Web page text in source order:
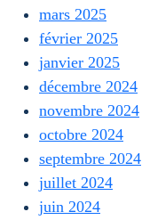
mars 2025
février 2025
janvier 2025
décembre 2024
novembre 2024
octobre 2024
septembre 2024
juillet 2024
juin 2024